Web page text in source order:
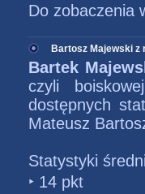
Do zobaczenia
Bartosz Majewski z
Bartek
czyli
dostępnych
Mateusz
Statystyki
‣ 14 pkt